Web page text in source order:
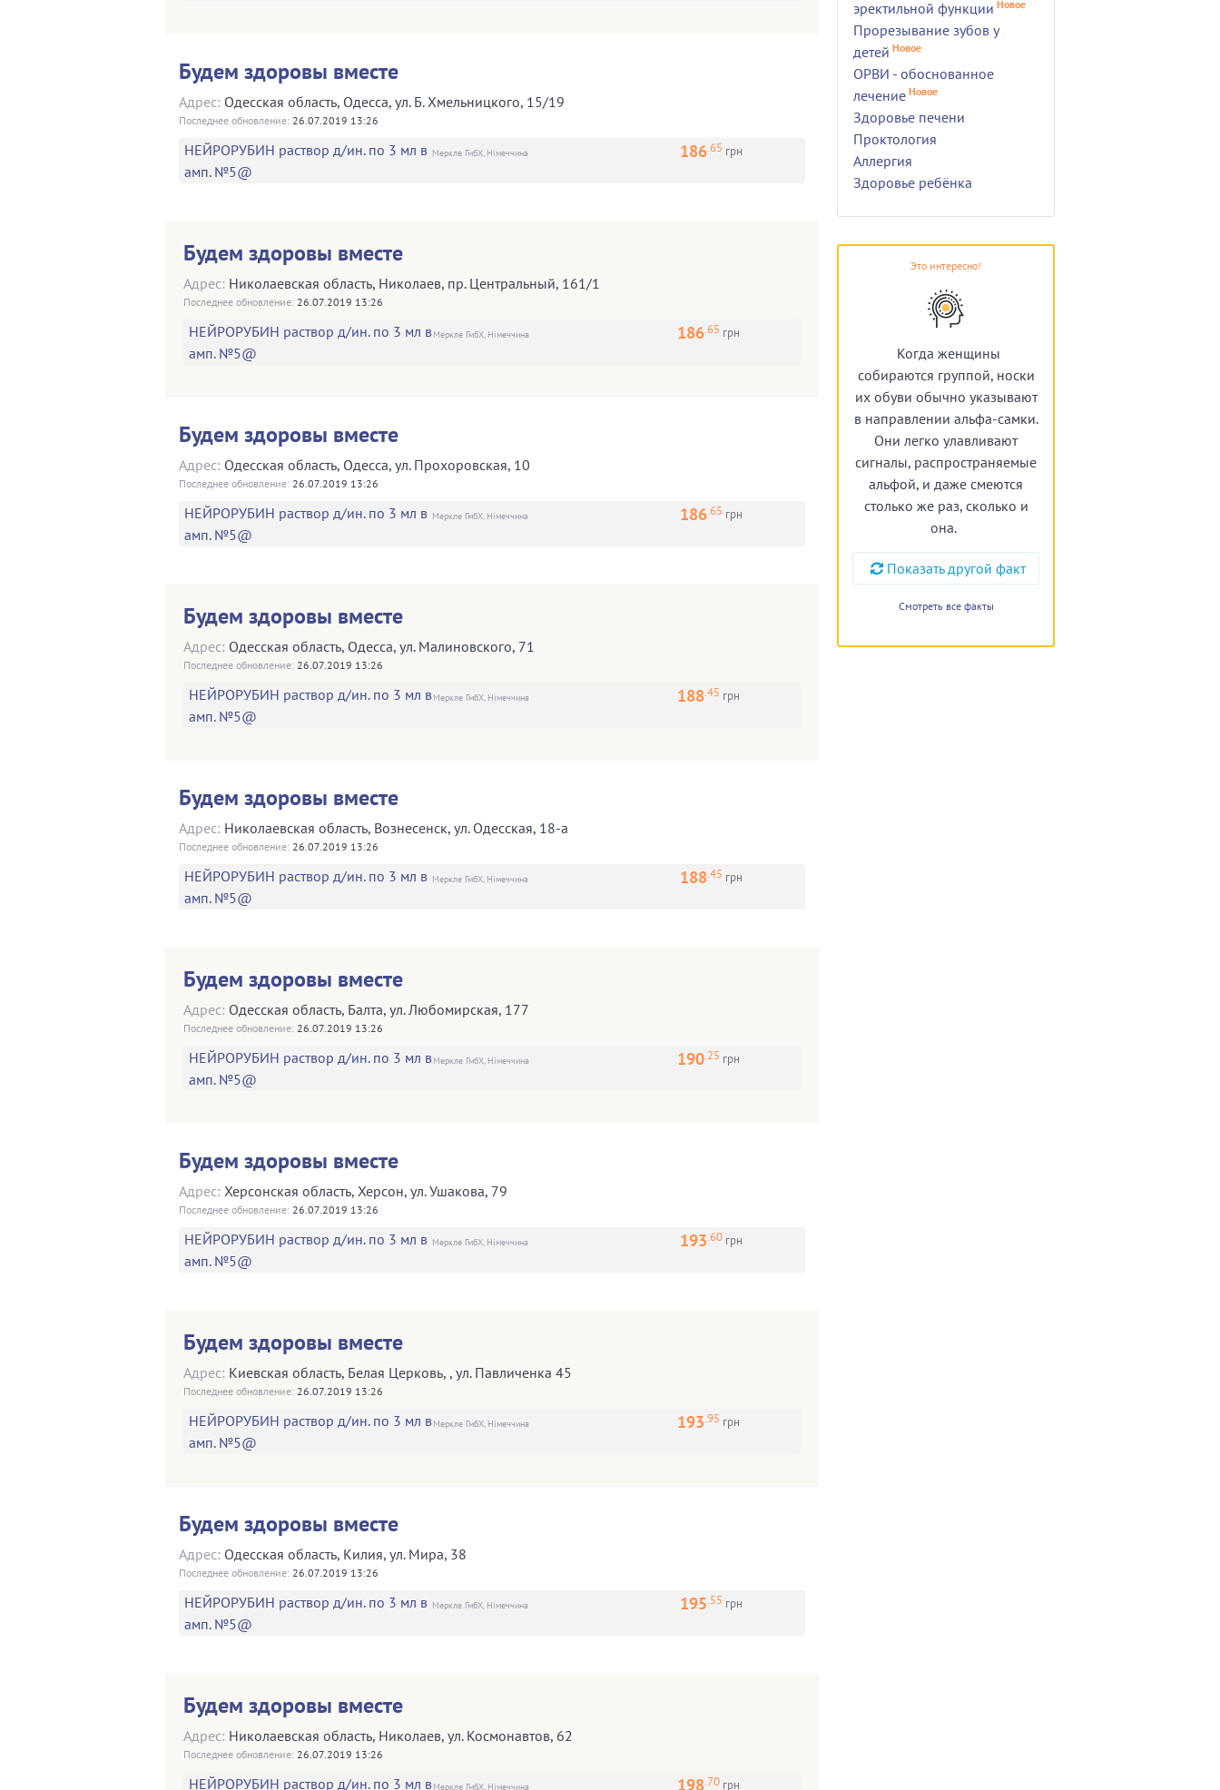
Будем здоровы вместе
Адрес: Одесская область, Одесса, ул. Б. Хмельницкого, 15/19
Последнее обновление: 26.07.2019 13:26
НЕЙРОРУБИН раствор д/ин. по 3 мл в
амп. №5@
Меркле ГмбХ, Німеччина 186.65 грн
Будем здоровы вместе
Адрес: Николаевская область, Николаев, пр. Центральный, 161/1
Последнее обновление: 26.07.2019 13:26
НЕЙРОРУБИН раствор д/ин. по 3 мл в
амп. №5@
Меркле ГмбХ, Німеччина 186.65 грн
Будем здоровы вместе
Адрес: Одесская область, Одесса, ул. Прохоровская, 10
Последнее обновление: 26.07.2019 13:26
НЕЙРОРУБИН раствор д/ин. по 3 мл в
амп. №5@
Меркле ГмбХ, Німеччина 186.65 грн
Будем здоровы вместе
Адрес: Одесская область, Одесса, ул. Малиновского, 71
Последнее обновление: 26.07.2019 13:26
НЕЙРОРУБИН раствор д/ин. по 3 мл в
амп. №5@
Меркле ГмбХ, Німеччина 188.45 грн
Будем здоровы вместе
Адрес: Николаевская область, Вознесенск, ул. Одесская, 18-а
Последнее обновление: 26.07.2019 13:26
НЕЙРОРУБИН раствор д/ин. по 3 мл в
амп. №5@
Меркле ГмбХ, Німеччина 188.45 грн
Будем здоровы вместе
Адрес: Одесская область, Балта, ул. Любомирская, 177
Последнее обновление: 26.07.2019 13:26
НЕЙРОРУБИН раствор д/ин. по 3 мл в
амп. №5@
Меркле ГмбХ, Німеччина 190.25 грн
Будем здоровы вместе
Адрес: Херсонская область, Херсон, ул. Ушакова, 79
Последнее обновление: 26.07.2019 13:26
НЕЙРОРУБИН раствор д/ин. по 3 мл в
амп. №5@
Меркле ГмбХ, Німеччина 193.60 грн
Будем здоровы вместе
Адрес: Киевская область, Белая Церковь, , ул. Павличенка 45
Последнее обновление: 26.07.2019 13:26
НЕЙРОРУБИН раствор д/ин. по 3 мл в
амп. №5@
Меркле ГмбХ, Німеччина 193.95 грн
Будем здоровы вместе
Адрес: Одесская область, Килия, ул. Мира, 38
Последнее обновление: 26.07.2019 13:26
НЕЙРОРУБИН раствор д/ин. по 3 мл в
амп. №5@
Меркле ГмбХ, Німеччина 195.55 грн
Будем здоровы вместе
Адрес: Николаевская область, Николаев, ул. Космонавтов, 62
Последнее обновление: 26.07.2019 13:26
НЕЙРОРУБИН раствор д/ин. по 3 мл вМеркле ГмбХ, Німеччина 198.70 грн
эректильной функции Новое
Прорезывание зубов у
детей Новое
ОРВИ - обоснованное
лечение Новое
Здоровье печени
Проктология
Аллергия
Здоровье ребёнка
Это интересно!
Когда женщины
собираются группой, носки
их обуви обычно указывают
в направлении альфа-самки.
Они легко улавливают
сигналы, распространяемые
альфой, и даже смеются
столько же раз, сколько и
она.
Показать другой факт
Смотреть все факты